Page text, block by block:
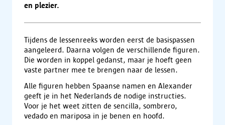
en plezier.
Tijdens de lessenreeks worden eerst de basispassen
aangeleerd. Daarna volgen de verschillende figuren.
Die worden in koppel gedanst, maar je hoeft geen
vaste partner mee te brengen naar de lessen.
Alle figuren hebben Spaanse namen en Alexander
geeft je in het Nederlands de nodige instructies.
Voor je het weet zitten de sencilla, sombrero,
vedado en mariposa in je benen en hoofd.